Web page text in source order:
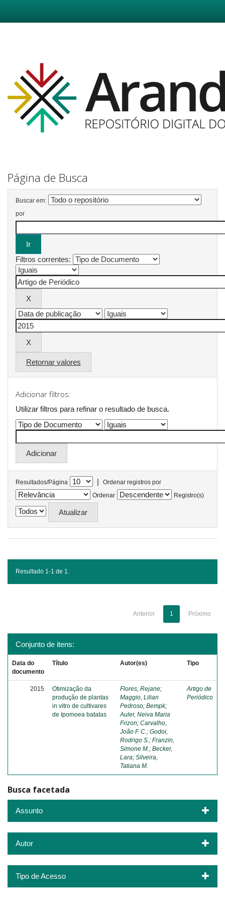
Página de Busca
Buscar em:
por
Filtros correntes:
Retornar valores
Adicionar filtros:
Utilizar filtros para refinar o resultado de busca.
Resultados/Página |
Ordenar registros por
Ordenar
Registro(s)
Resultado 1-1 de 1.
Anterior 1 Próximo
Conjunto de itens:
Data do
documento
Título Autor(es) Tipo
2015
Otimização da
produção de plantas
in vitro de cultivares
de Ipomoea batatas
Flores, Rejane;
Maggio, Lilian
Pedroso; Bempk;
Auler, Neiva Maria
Frizon; Carvalho,
João F. C.; Godoi,
Rodrigo S.; Franzin,
Simone M.; Becker,
Lara; Silveira,
Tatiana M.
Artigo de
Periódico
Busca facetada
Assunto
Autor
Tipo de Acesso